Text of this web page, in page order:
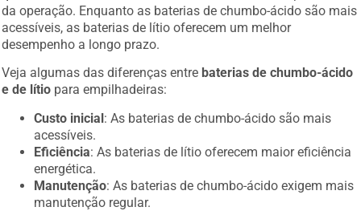
da operação. Enquanto as baterias de chumbo-ácido são mais
acessíveis, as baterias de lítio oferecem um melhor
desempenho a longo prazo.
Veja algumas das diferenças entre baterias de chumbo-ácido
e de lítio para empilhadeiras:
Custo inicial: As baterias de chumbo-ácido são mais
acessíveis.
Eficiência: As baterias de lítio oferecem maior eficiência
energética.
Manutenção: As baterias de chumbo-ácido exigem mais
manutenção regular.